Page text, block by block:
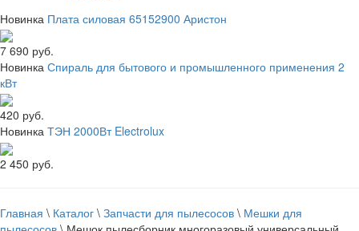
Новинка Плата силовая 65152900 Аристон
7 690 руб.
Новинка Спираль для бытового и промышленного применения 2
кВт
420 руб.
Новинка ТЭН 2000Вт Electrolux
2 450 руб.
Главная \ Каталог \ Запчасти для пылесосов \ Мешки для